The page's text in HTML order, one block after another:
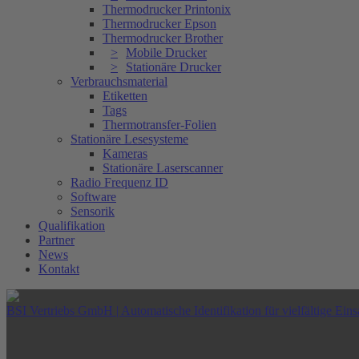
Thermodrucker Printonix
Thermodrucker Epson
Thermodrucker Brother
Mobile Drucker
Stationäre Drucker
Verbrauchsmaterial
Etiketten
Tags
Thermotransfer-Folien
Stationäre Lesesysteme
Kameras
Stationäre Laserscanner
Radio Frequenz ID
Software
Sensorik
Qualifikation
Partner
News
Kontakt
BSI Vertriebs GmbH | Automatische Identifikation für vielfältige